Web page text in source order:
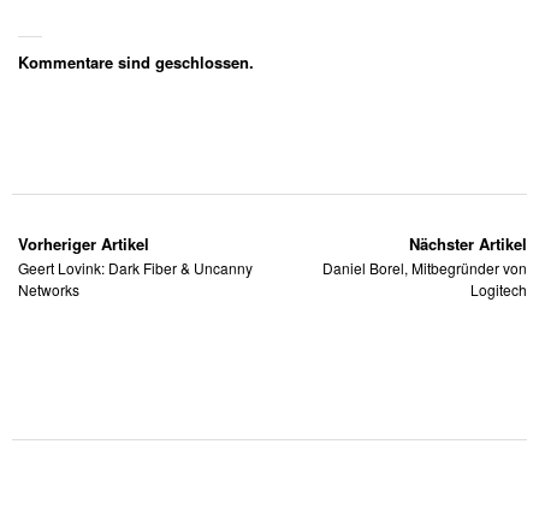
Kommentare sind geschlossen.
Vorheriger Artikel
Geert Lovink: Dark Fiber & Uncanny
Networks
Nächster Artikel
Daniel Borel, Mitbegründer von
Logitech